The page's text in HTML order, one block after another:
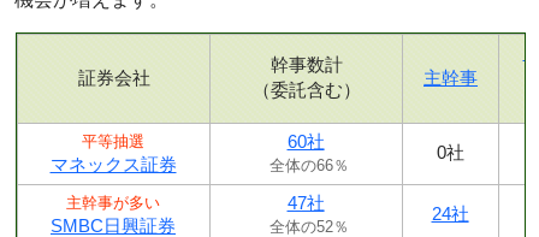
証券会社
幹事数計
（委託含む）
主幹事
平等抽選
マネックス証券
60社
全体の66％
0社
主幹事が多い
SMBC日興証券
47社
全体の52％
24社